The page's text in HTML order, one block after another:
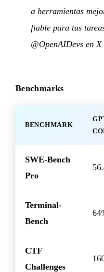
a herramientas
fiable para tus
@OpenAIDevs en X
Benchmarks
BENCHMARK
SWE-Bench
Pro
Terminal-
Bench
CTF
Challenges